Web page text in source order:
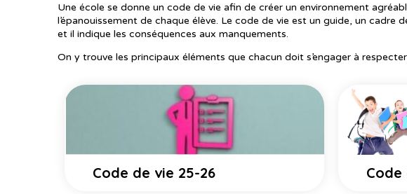
Une école se donne un code de vie afin de créer un environnement
l’épanouissement de chaque élève. Le code de vie est un guide, un
et il indique les conséquences aux manquements.
On y trouve les principaux éléments que chacun doit s’engager à
Code de vie 25-26 Code